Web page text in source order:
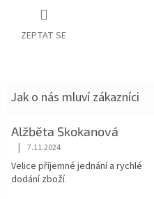
ZEPTAT SE
Jak o nás mluví zákazníci
Alžběta Skokanová
Hodnocení obchodu je 5 z 5
| 7.11.2024
Velice příjemné jednání a rychlé
dodání zboží.